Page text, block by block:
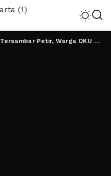
Tersambar Petir, Warga OKU Selatan Meninggal di Gunung Seminung